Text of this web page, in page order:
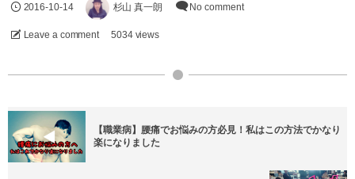
2016-10-14 杉山 真一朗 No comment
Leave a comment 5034 views
【職業病】腰痛でお悩みの方必見！私はこの方法でかなり
楽になりました